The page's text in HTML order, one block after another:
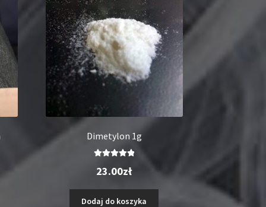
Dimetylon 1g
5.00na 5
23.00zł
Dodaj do koszyka